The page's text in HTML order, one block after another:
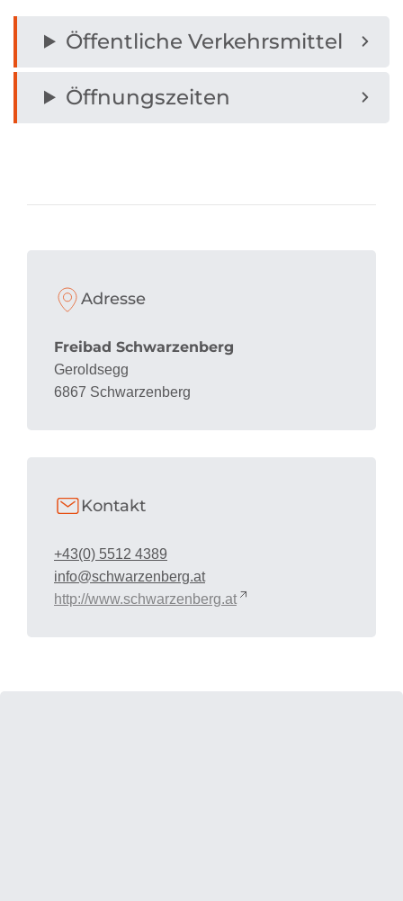
Öffentliche Verkehrsmittel
Öffnungszeiten
Adresse
Freibad Schwarzenberg
Geroldsegg
6867 Schwarzenberg
Kontakt
+43(0) 5512 4389
info@schwarzenberg.at
http://www.schwarzenberg.at